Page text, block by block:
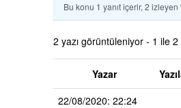
Bu konu 1 yanıt içerir, 2 izleyen
2 yazı görüntüleniyor - 1 ile
Yazar
22/08/2020: 22:24